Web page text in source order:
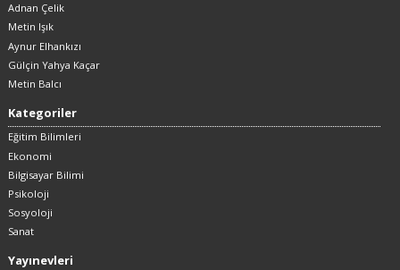
Adnan Çelik
Metin Işık
Aynur Elhankızı
Gülçin Yahya Kaçar
Metin Balcı
Kategoriler
Eğitim Bilimleri
Ekonomi
Bilgisayar Bilimi
Psikoloji
Sosyoloji
Sanat
Yayınevleri